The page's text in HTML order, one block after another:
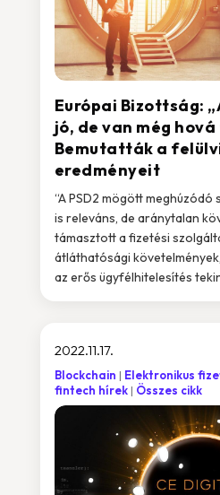
Európai Bizottság:
jó, de van még
Bemutatták a
eredményeit
“A PSD2 mögött meghúzódó
is releváns, de aránytalan
támasztott a fizetési
átláthatósági
az erős ügyfélhitelesítés
2022.11.17.
Blockchain Elektronikus
fintech hírek
Összes cikk